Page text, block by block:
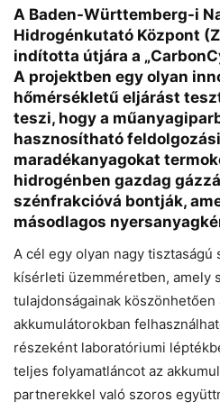
A Baden-Württemberg-i
Hidrogénkutató Központ
indította útjára a
A projektben egy olyan
hőmérsékletű eljárást
teszi, hogy a
hasznosítható
maradékanyagokat
hidrogénben gazdag
szénfrakcióvá bontják,
másodlagos
A cél egy olyan nagy
kísérleti üzemméretben, amely
tulajdonságainak köszönhetően
akkumulátorokban
részeként laboratóriumi
teljes folyamatláncot az
partnerekkel való szoros
Chat
Helló! Miben segíthetek ma?